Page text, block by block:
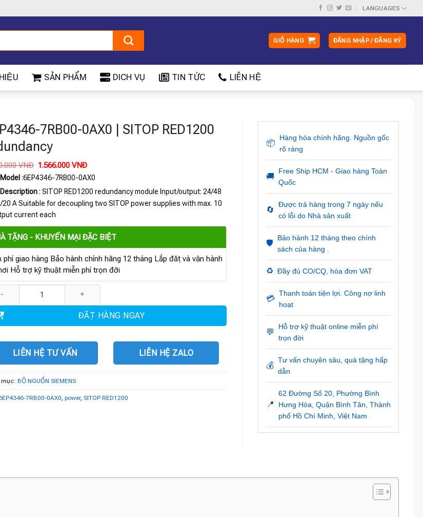
LANGUAGES
GIỎ HÀNG ĐĂNG NHẬP / ĐĂNG KÝ
SẢN PHẨM DICH VỤ TIN TỨC LIÊN HỆ
7RB00-0AX0 | SITOP RED1200
VNĐ Giá
gốc
là:
2.610.000 VNĐ.
1.566.000VNĐGiá
hiện
tại
là:
1.566.000 VNĐ.
Model :6EP4346-7RB00-0AX0
Description: SITOP RED1200 redundancy module Input/output: 24/48
20 A Suitable for decoupling two SITOP power supplies with max. 10
current each
TẶNG - KHUYẾN MẠI ĐẶC BIỆT
phí giao hàng Bảo hành chính hãng 12 tháng Lắp đặt và vận hành
Hỗ trợ kỹ thuật miễn phí trọn đời
ĐẶT HÀNG NGAY
LIÊN HỆ TƯ VẤN LIÊN HỆ ZALO
mục: BỘ NGUỒN SIEMENS
7RB00-0AX0 power, SITOP RED1200
📦
Hàng hóa chính hãng. Nguồn gốc
rõ ràng
🚚
Free Ship HCM - Giao hàng Toàn
Quốc
🔄
Được trả hàng trong 7 ngày nếu
có lỗi do Nhà sản xuất
🛡️
Bảo hành 12 tháng theo chính
sách của hàng .
♻️ Đầy đủ CO/CQ, hóa đơn VAT
💳
Thanh toán tiện lợi. Công nợ linh
hoạt
💬
Hỗ trợ kỹ thuật online miễn phí
trọn đời
💰
Tư vấn chuyên sâu, quà tặng hấp
dẫn
📍
62 Đường Số 20, Phường Bình
Hưng Hòa, Quận Bình Tân, Thành
phố Hồ Chí Minh, Việt Nam